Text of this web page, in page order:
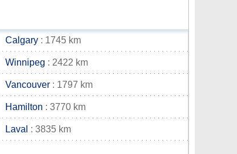
Calgary : 1745 km
Winnipeg : 2422 km
Vancouver : 1797 km
Hamilton : 3770 km
Laval : 3835 km